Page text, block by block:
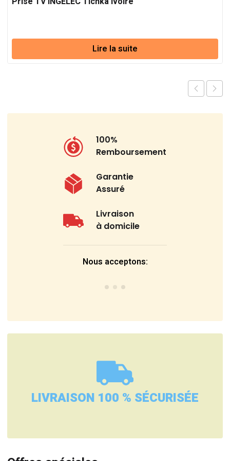
Lire la suite
100%
Remboursement
Garantie
Assuré
Livraison
à domicile
Nous acceptons:
LIVRAISON 100 % SÉCURISÉE